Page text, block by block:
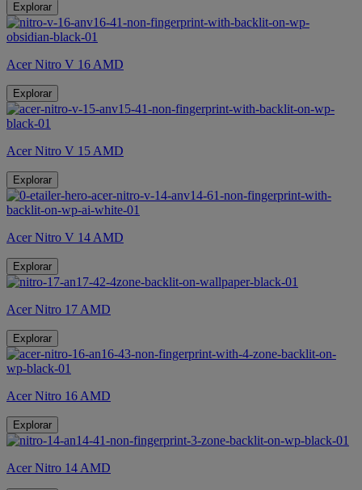
Explorar
Acer Nitro V 16 AMD
Explorar
Acer Nitro V 15 AMD
Explorar
Acer Nitro V 14 AMD
Explorar
Acer Nitro 17 AMD
Explorar
Acer Nitro 16 AMD
Explorar
Acer Nitro 14 AMD